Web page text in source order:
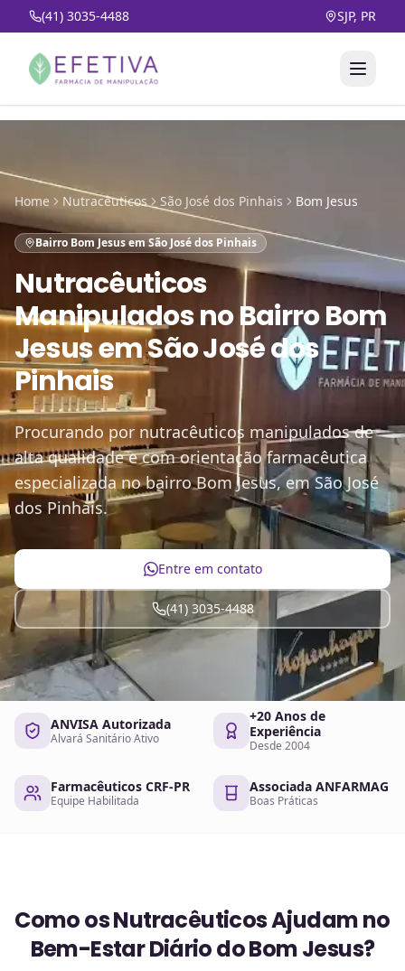
(41) 3035-4488 SJP, PR
Home Nutracêuticos São José dos Pinhais Bom Jesus
Bairro Bom Jesus em São José dos Pinhais
Nutracêuticos
ManipuladosnoBairro Bom
Jesus em São José dos
Pinhais
Procurando por nutracêuticos manipulados de
alta qualidade e com orientação farmacêutica
especializada no bairro Bom Jesus, em São José
dos Pinhais.
Entre em contato
(41) 3035-4488
ANVISA Autorizada
Alvará Sanitário Ativo
+20 Anos de
Experiência
Desde 2004
Farmacêuticos CRF-PR
Equipe Habilitada
Associada ANFARMAG
Boas Práticas
Como os Nutracêuticos Ajudam no
Bem-Estar Diário do Bom Jesus?